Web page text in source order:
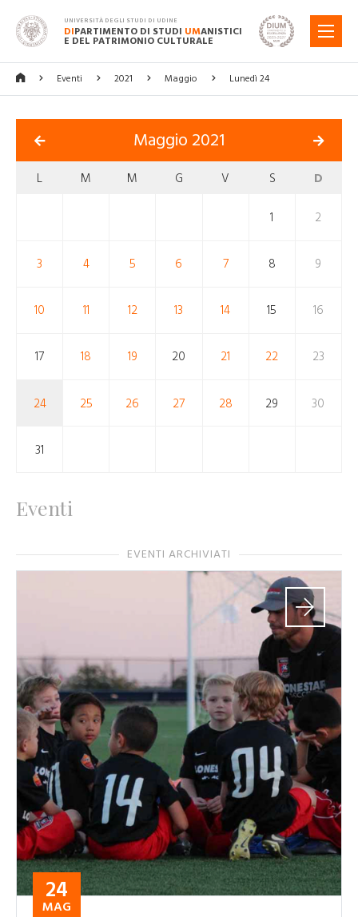
UNIVERSITÀ DEGLI STUDI DI UDINE
DIPARTIMENTO DI STUDI UMANISTICI
E DEL PATRIMONIO CULTURALE
MENU
Eventi 2021 Maggio Lunedì 24
Maggio 2021
L M M G V S D
1 2
3 4 5 6 7 8 9
10 11 12 13 14 15 16
17 18 19 20 21 22 23
24 25 26 27 28 29 30
31
Eventi
EVENTI ARCHIVIATI
24
MAG